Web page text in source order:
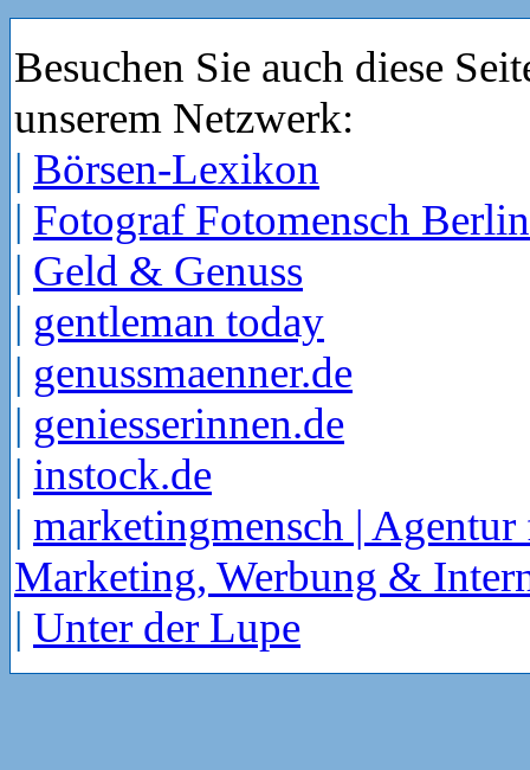
Besuchen Sie auch diese
unserem Netzwerk:
| Börsen-Lexikon
| Fotograf Fotomensch Berlin
| Geld & Genuss
| gentleman today
| genussmaenner.de
| geniesserinnen.de
| instock.de
| marketingmensch | Agentur
Marketing, Werbung &
| Unter der Lupe